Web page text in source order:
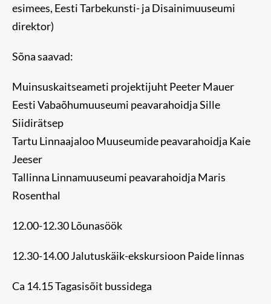
esimees, Eesti Tarbekunsti- ja Disainimuuseumi
direktor)
Sõna saavad:
Muinsuskaitseameti projektijuht Peeter Mauer
Eesti Vabaõhumuuseumi peavarahoidja Sille
Siidirätsep
Tartu Linnaajaloo Muuseumide peavarahoidja Kaie
Jeeser
Tallinna Linnamuuseumi peavarahoidja Maris
Rosenthal
12.00-12.30 Lõunasöök
12.30-14.00 Jalutuskäik-ekskursioon Paide linnas
Ca 14.15 Tagasisõit bussidega